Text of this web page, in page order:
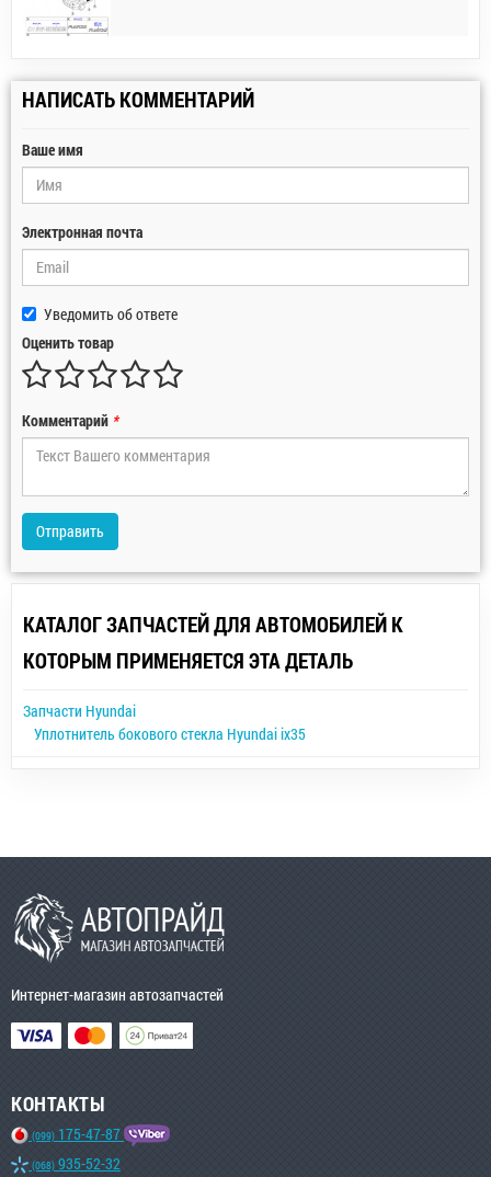
НАПИСАТЬ КОММЕНТАРИЙ
Ваше имя
Электронная почта
Уведомить об ответе
Оценить товар
Комментарий *
Отправить
КАТАЛОГ ЗАПЧАСТЕЙ ДЛЯ АВТОМОБИЛЕЙ К
КОТОРЫМ ПРИМЕНЯЕТСЯ ЭТА ДЕТАЛЬ
Запчасти Hyundai
Уплотнитель бокового стекла Hyundai ix35
Интернет-магазин автозапчастей
КОНТАКТЫ
(099) 175-47-87
(068) 935-52-32